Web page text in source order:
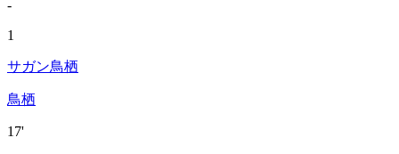
-
1
サガン鳥栖
鳥栖
17'